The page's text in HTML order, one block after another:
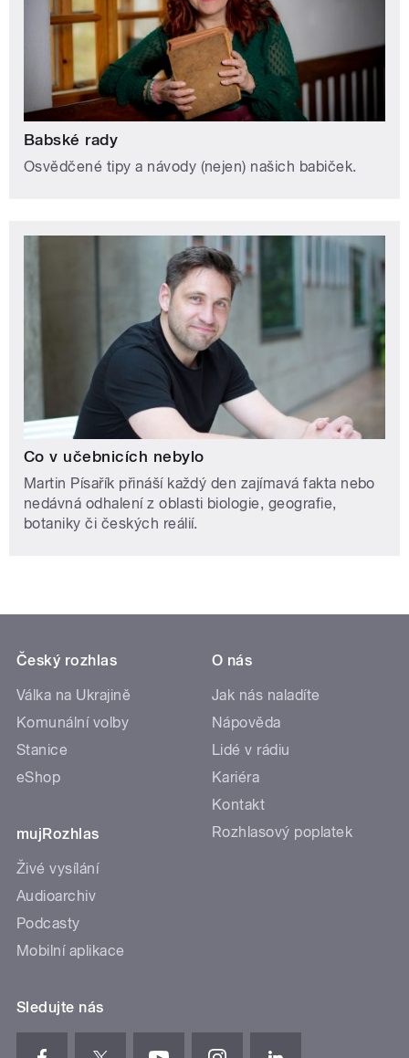
Babské rady
Osvědčené tipy a návody (nejen) našich babiček.
Co v učebnicích nebylo
Martin Písařík přináší každý den zajímavá fakta nebo
nedávná odhalení z oblasti biologie, geografie,
botaniky či českých reálií.
Český rozhlas
Válka na Ukrajině
Komunální volby
Stanice
eShop
mujRozhlas
Živé vysílání
Audioarchiv
Podcasty
Mobilní aplikace
O nás
Jak nás naladíte
Nápověda
Lidé v rádiu
Kariéra
Kontakt
Rozhlasový poplatek
Sledujte nás